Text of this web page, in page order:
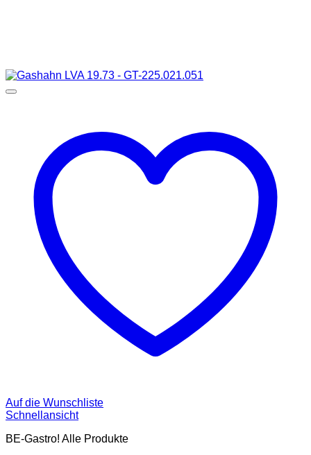
Auf die Wunschliste
Schnellansicht
BE-Gastro! Alle Produkte